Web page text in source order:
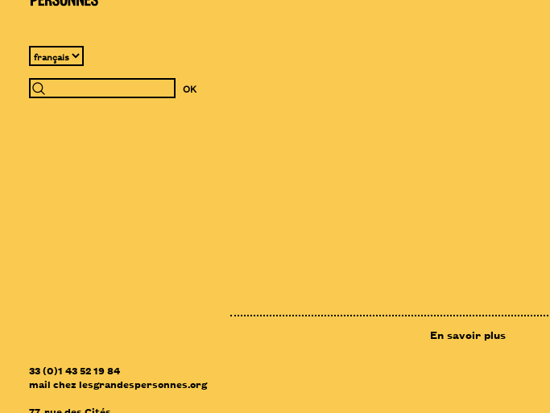
33 (0)1 43 52 19 84
mail chez lesgrandespersonnes.org
En savoir plus